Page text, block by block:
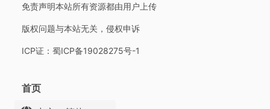
免责声明本站所有资源都由用户上传
版权问题与本站无关，侵权申诉
ICP证：蜀ICP备19028275号-1
首页